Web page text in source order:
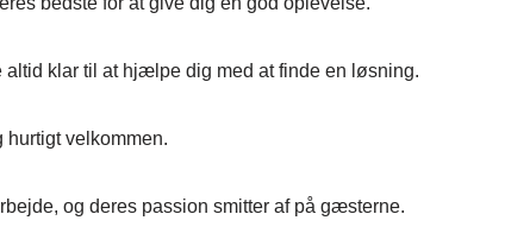
klar til at hjælpe dig med at finde en løsning.
hurtigt velkommen.
og deres passion smitter af på gæsterne.